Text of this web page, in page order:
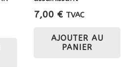
7,00 € TVAC
AJOUTER AU
PANIER